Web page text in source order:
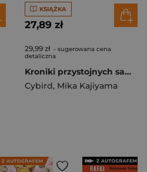
KSIĄŻKA
27,89 zł
29,99 zł - sugerowana cena
detaliczna
Kroniki przystojnych samurajów. Tom 1
Cybird, Mika Kajiyama